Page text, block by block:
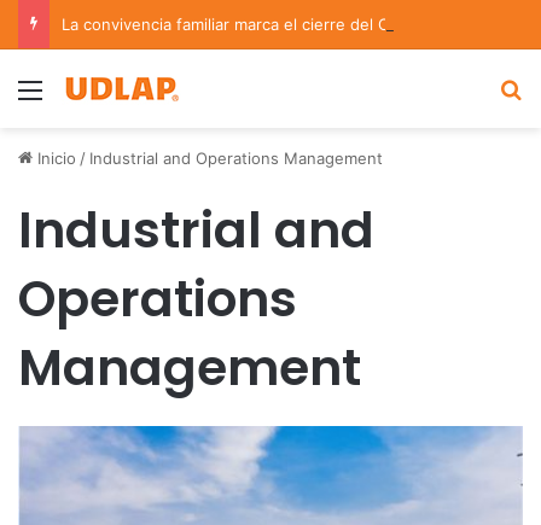
Menu
Inicio / Industrial and Operations Management
Industrial and
Operations
Management